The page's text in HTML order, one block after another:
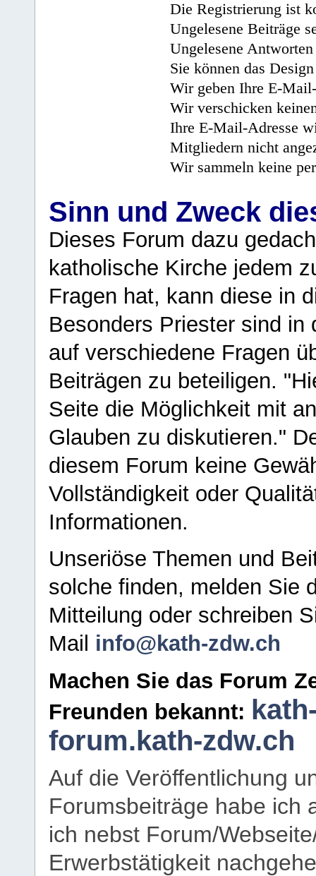
Die Registrierung ist
Ungelesene Beiträge
Ungelesene
Sie können das
Wir geben Ihre E-
Wir verschicken
Ihre E-Mail-Adresse
Mitgliedern nicht
Wir sammeln keine
Sinn und Zweck
Dieses Forum dazu
katholische Kirche jedem
Fragen hat, kann diese in
Besonders Priester sind in
auf verschiedene Fragen
Beiträgen zu beteiligen.
Seite die Möglichkeit mit
Glauben zu diskutieren."
diesem Forum keine
Vollständigkeit oder
Informationen.
Unseriöse Themen und
solche finden, melden Sie
Mitteilung oder schreiben
Mail info@kath-zdw.ch
Machen Sie das Forum
Freunden bekannt:
forum.kath-zdw.ch
Auf die Veröffentlichung
Forumsbeiträge habe ich
ich nebst Forum/
Erwerbstätigkeit